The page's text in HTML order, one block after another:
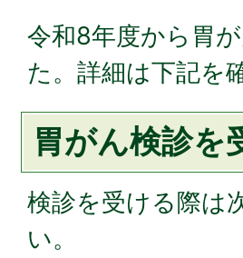
令和8年度から胃
た。詳細は下記を
胃がん検診を
検診を受ける際は
い。